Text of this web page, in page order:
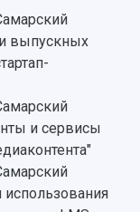
состав
на
России и
научно-
выпускных
и сервисы
использования